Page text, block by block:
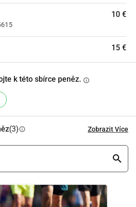
10 €
15 €
k této sbírce peněz. info
(3)info Zobrazit Více